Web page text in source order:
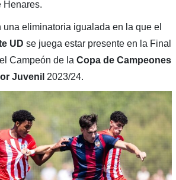
Henares.
una eliminatoria igualada en la que el
UD se juega estar presente en la Final
Campeón de la Copa de Campeones
Juvenil 2023/24.